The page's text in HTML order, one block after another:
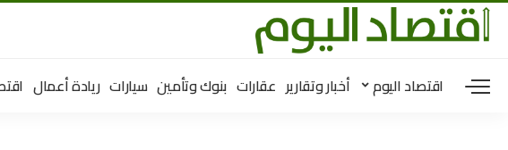
اقتصاد اليوم أخبار وتقارير عقارات بنوك وتأمين سيارات ريادة أعمال